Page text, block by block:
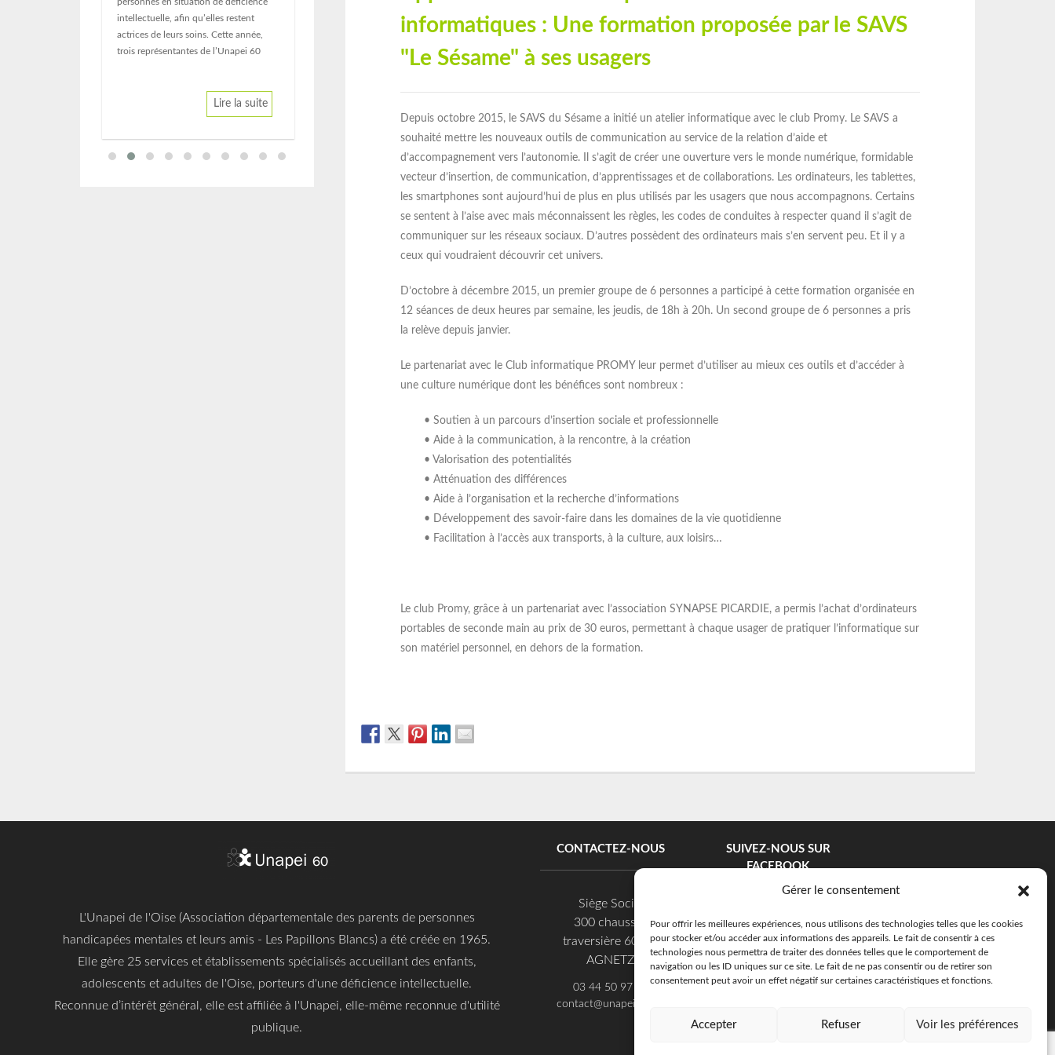
Gérer le consentement
Pour offrir les meilleures expériences, nous utilisons des technologies telles que les cookies
pour stocker et/ou accéder aux informations des appareils. Le fait de consentir à ces
technologies nous permettra de traiter des données telles que le comportement de
navigation ou les ID uniques sur ce site. Le fait de ne pas consentir ou de retirer son
consentement peut avoir un effet négatif sur certaines caractéristiques et fonctions.
Accepter Refuser Voir les préférences
informatiques : Une formation proposée par le SAVS
"Le Sésame" à ses usagers
Depuis octobre 2015, le SAVS du Sésame a initié un atelier informatique avec le club Promy. Le SAVS a
souhaité mettre les nouveaux outils de communication au service de la relation d’aide et
d’accompagnement vers l’autonomie. Il s’agit de créer une ouverture vers le monde numérique, formidable
vecteur d’insertion, de communication, d’apprentissages et de collaborations. Les ordinateurs, les tablettes,
les smartphones sont aujourd’hui de plus en plus utilisés par les usagers que nous accompagnons. Certains
se sentent à l’aise avec mais méconnaissent les règles, les codes de conduites à respecter quand il s’agit de
communiquer sur les réseaux sociaux. D’autres possèdent des ordinateurs mais s’en servent peu. Et il y a
ceux qui voudraient découvrir cet univers.
D’octobre à décembre 2015, un premier groupe de 6 personnes a participé à cette formation organisée en
12 séances de deux heures par semaine, les jeudis, de 18h à 20h. Un second groupe de 6 personnes a pris
la relève depuis janvier.
Le partenariat avec le Club informatique PROMY leur permet d’utiliser au mieux ces outils et d’accéder à
une culture numérique dont les bénéfices sont nombreux :
• Soutien à un parcours d’insertion sociale et professionnelle
• Aide à la communication, à la rencontre, à la création
• Valorisation des potentialités
• Atténuation des différences
• Aide à l’organisation et la recherche d’informations
• Développement des savoir-faire dans les domaines de la vie quotidienne
• Facilitation à l’accès aux transports, à la culture, aux loisirs…
Le club Promy, grâce à un partenariat avec l’association SYNAPSE PICARDIE, a permis l’achat d’ordinateurs
portables de seconde main au prix de 30 euros, permettant à chaque usager de pratiquer l’informatique sur
son matériel personnel, en dehors de la formation.
intellectuelle, afin qu’elles restent
actrices de leurs soins. Cette année,
trois représentantes de l’Unapei 60
Lire la suite
coopération
Lire la suite
L'Unapei de l'Oise (Association départementale des parents de personnes
handicapées mentales et leurs amis - Les Papillons Blancs) a été créée en 1965.
Elle gère 25 services et établissements spécialisés accueillant des enfants,
adolescents et adultes de l'Oise, porteurs d'une déficience intellectuelle.
Reconnue d’intérêt général, elle est affiliée à l'Unapei, elle-même reconnue d'utilité
publique.
CONTACTEZ-NOUS
Siège Social
300 chaussée
traversière 60600
AGNETZ
03 44 50 97 97
contact@unapei60.org
SUIVEZ-NOUS SUR
FACEBOOK